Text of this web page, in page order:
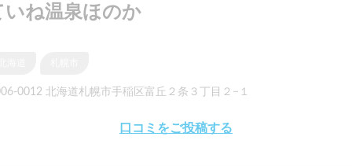
いね温泉ほのか
0012 北海道札幌市手稲区富丘２条３丁目２−１
口コミをご投稿する